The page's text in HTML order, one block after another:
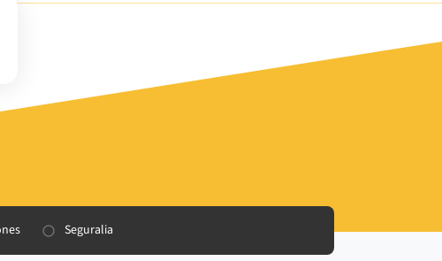
Seguralia